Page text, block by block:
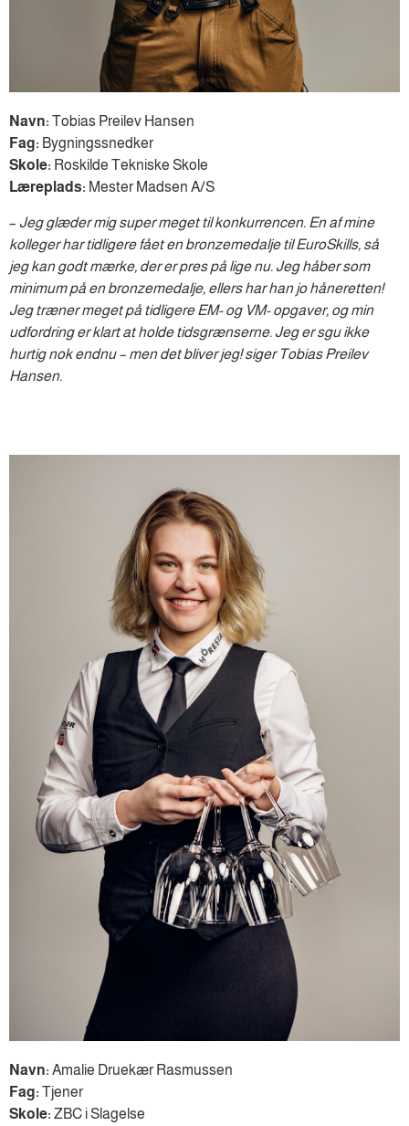
Navn: Tobias Preilev Hansen
Fag: Bygningssnedker
Skole: Roskilde Tekniske Skole
Læreplads: Mester Madsen A/S
– Jeg glæder mig super meget til konkurrencen. En af mine
kolleger har tidligere fået en bronzemedalje til EuroSkills, så
jeg kan godt mærke, der er pres på lige nu. Jeg håber som
minimum på en bronzemedalje, ellers har han jo håneretten!
Jeg træner meget på tidligere EM- og VM- opgaver, og min
udfordring er klart at holde tidsgrænserne. Jeg er sgu ikke
hurtig nok endnu – men det bliver jeg! siger Tobias Preilev
Hansen.
Navn: Amalie Druekær Rasmussen
Fag: Tjener
Skole: ZBC i Slagelse